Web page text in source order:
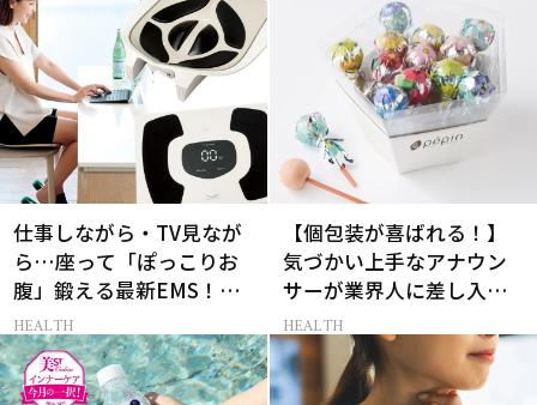
仕事しながら・TV見なが
ら…座って「ぽっこりお
腹」鍛える最新EMS！更
年期対策にも◎
HEALTH
【個包装が喜ばれる！】
気づかい上手なアナウン
サーが業界人に差し入れ
る、気の利いた手土産3選
HEALTH